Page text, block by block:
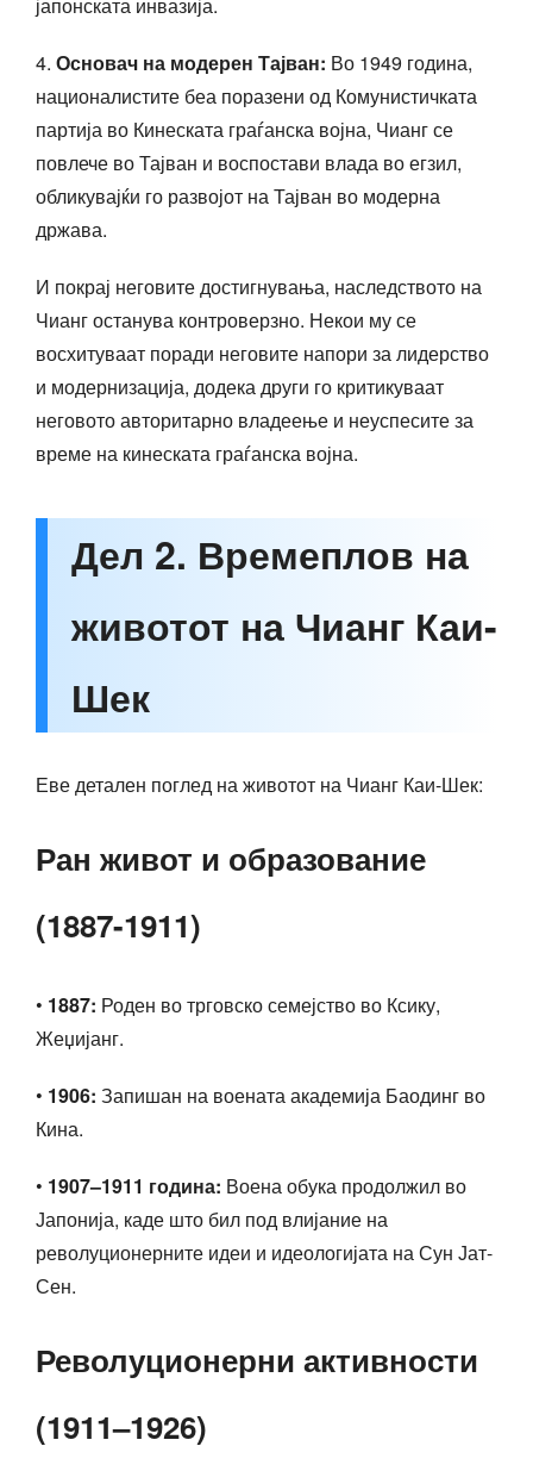
4. Основач на модерен Тајван: Во 1949 година,
националистите беа поразени од Комунистичката
партија во Кинеската граѓанска војна, Чианг се
повлече во Тајван и воспостави влада во егзил,
обликувајќи го развојот на Тајван во модерна
држава.
И покрај неговите достигнувања, наследството на
Чианг останува контроверзно. Некои му се
восхитуваат поради неговите напори за лидерство
и модернизација, додека други го критикуваат
неговото авторитарно владеење и неуспесите за
време на кинеската граѓанска војна.
Дел 2. Времеплов на
животот на Чианг Каи-
Шек
Еве детален поглед на животот на Чианг Каи-Шек:
Ран живот и образование
(1887-1911)
• 1887: Роден во трговско семејство во Ксику,
Жеџијанг.
• 1906: Запишан на воената академија Баодинг во
Кина.
• 1907–1911 година: Воена обука продолжил во
Јапонија, каде што бил под влијание на
револуционерните идеи и идеологијата на Сун Јат-
Сен.
Револуционерни активности
(1911–1926)